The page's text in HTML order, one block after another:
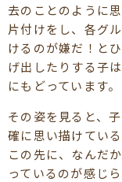
去のことのように
片付けをし、各グ
けるのが嫌だ！と
げ出したりする子
にもどっています。
その姿を見ると、
確に思い描けてい
この先に、なんだ
っているのが感じ